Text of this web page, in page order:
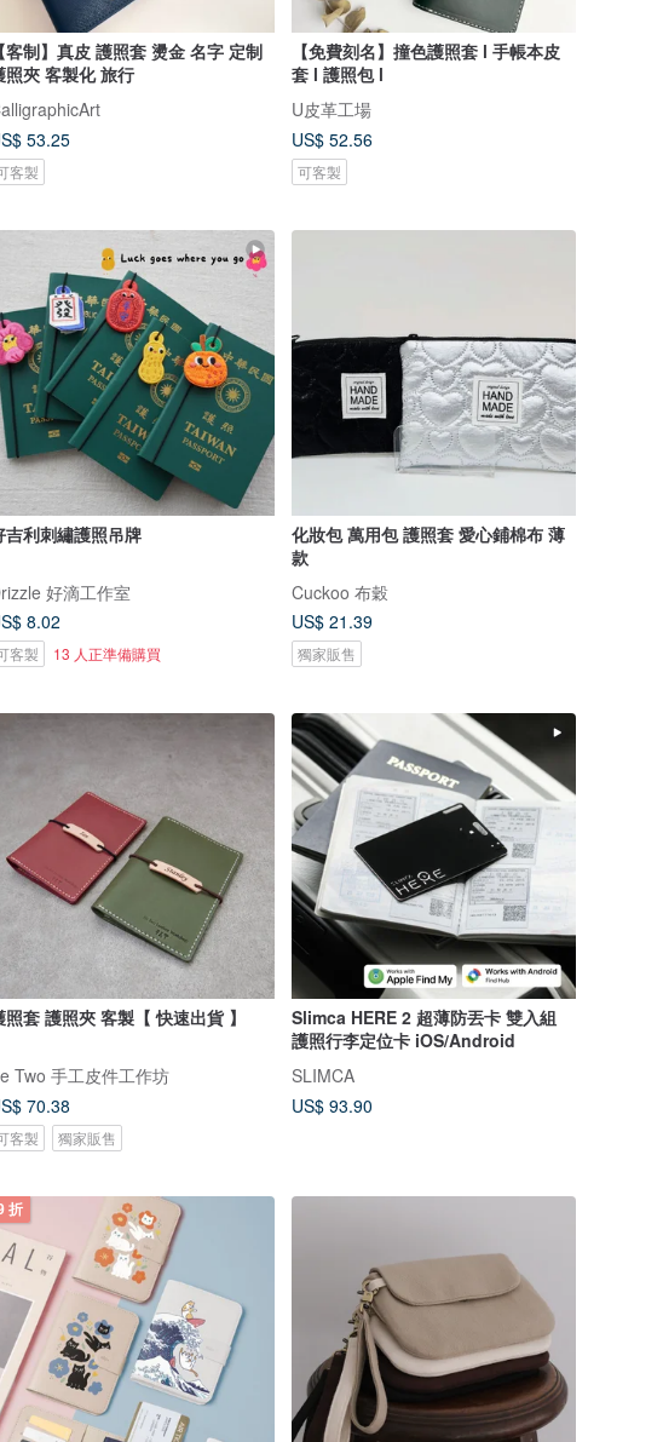
【客制】真皮 護照套 燙金 名字 定制
照夾 客製化 旅行
53.25
客製
【免費刻名】撞色護照套 l 手帳本皮
套 l 護照包 l
U皮革工場
US$ 52.56
可客製
吉利刺繡護照吊牌
好滴工作室
8.02
客製 13 人正準備購買
化妝包 萬用包 護照套 愛心鋪棉布 薄
款
Cuckoo 布穀
US$ 21.39
獨家販售
護照套 護照夾 客製【 快速出貨 】
Two 手工皮件工作坊
70.38
客製 獨家販售
Slimca HERE 2 超薄防丟卡 雙入組
護照行李定位卡 iOS/Android
SLIMCA
US$ 93.90
折